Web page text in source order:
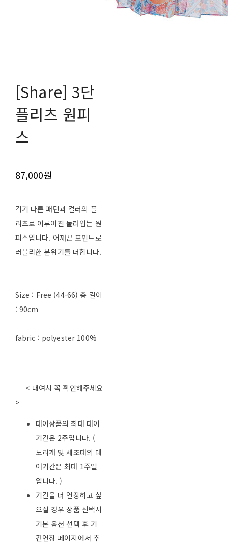
[Share] 3단
플리츠 원피
스
87,000원
각기 다른 패턴과 컬러의 플
리츠로 이루어진 둘러입는 원
피스입니다. 어깨끈 포인트로
러블리한 분위기를 더합니다.
Size : Free (44-66) 총 길이
: 90cm
fabric : polyester 100%
< 대여시 꼭 확인해주세요
>
대여상품의 최대 대여
기간은 2주입니다. (
노리개 및 세조대의 대
여기간은 최대 1주일
입니다. )
기간을 더 연장하고 싶
으실 경우 상품 선택시
기본 옵션 선택 후 기
간연장 페이지에서 추